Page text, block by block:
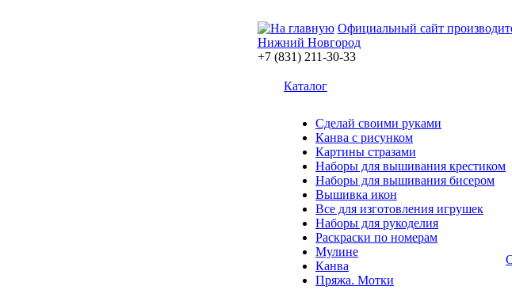
Официальный сайт
Нижний Новгород
+7 (831) 211-30-33
Каталог
Сделай своими руками
Канва с рисунком
Картины стразами
Наборы для вышивания крестиком
Наборы для вышивания бисером
Вышивка икон
Все для изготовления игрушек
Наборы для рукоделия
Раскраски по номерам
Мулине
Канва
Пряжа. Мотки